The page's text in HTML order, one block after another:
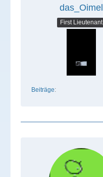
das_Oimel
First Lieutenant
Beiträge